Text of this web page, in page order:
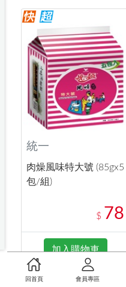
統一
肉燥風味特大號 (85gx5
包/組)
$ 78
加入購物車
回首頁 會員專區